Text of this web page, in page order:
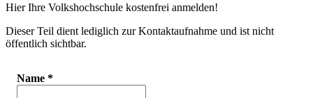
Hier Ihre Volkshochschule kostenfrei anmelden!
Dieser Teil dient lediglich zur Kontaktaufnahme und ist nicht
öffentlich sichtbar.
Name *